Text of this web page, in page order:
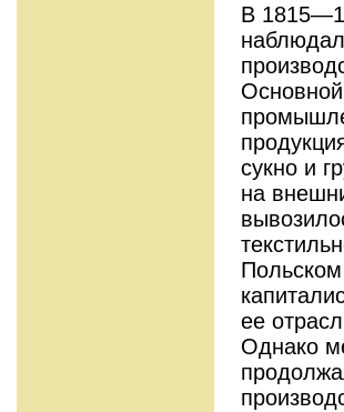
В
сукно и
на
ее
Однако